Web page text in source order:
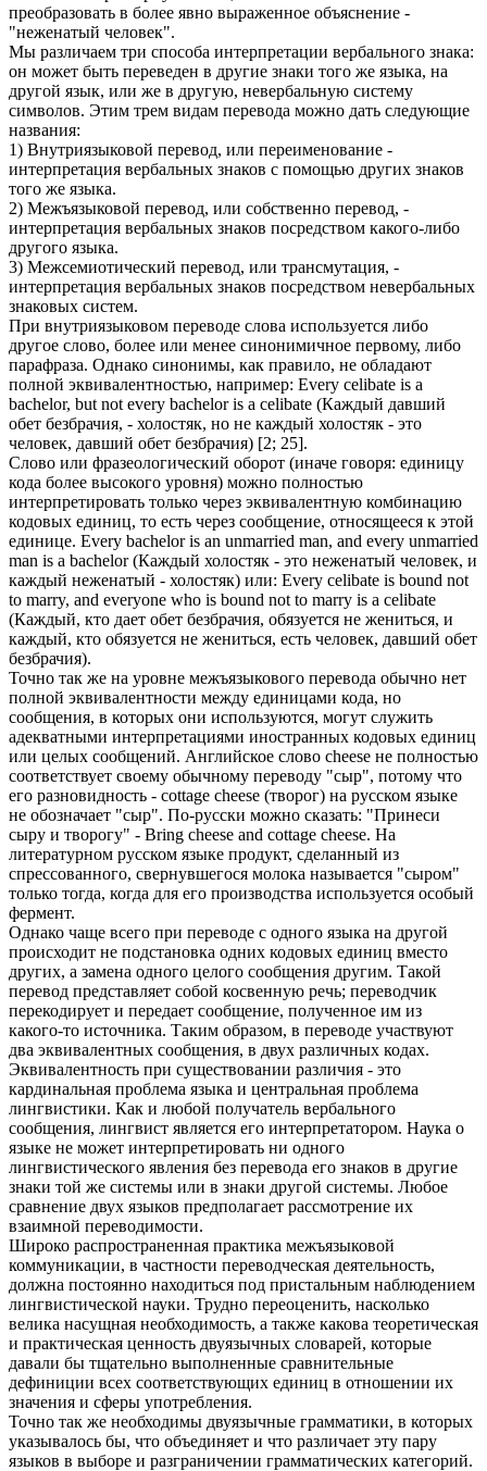
преобразовать в более явно выраженное объяснение -
"неженатый человек".
Мы различаем три способа интерпретации вербального знака:
он может быть переведен в другие знаки того же языка, на
другой язык, или же в другую, невербальную систему
символов. Этим трем видам перевода можно дать следующие
названия:
1) Внутриязыковой перевод, или переименование -
интерпретация вербальных знаков с помощью других знаков
того же языка.
2) Межъязыковой перевод, или собственно перевод, -
интерпретация вербальных знаков посредством какого-либо
другого языка.
3) Межсемиотический перевод, или трансмутация, -
интерпретация вербальных знаков посредством невербальных
знаковых систем.
При внутриязыковом переводе слова используется либо
другое слово, более или менее синонимичное первому, либо
парафраза. Однако синонимы, как правило, не обладают
полной эквивалентностью, например: Every celibate is a
bachelor, but not every bachelor is a celibate (Каждый давший
обет безбрачия, - холостяк, но не каждый холостяк - это
человек, давший обет безбрачия) [2; 25].
Слово или фразеологический оборот (иначе говоря: единицу
кода более высокого уровня) можно полностью
интерпретировать только через эквивалентную комбинацию
кодовых единиц, то есть через сообщение, относящееся к этой
единице. Every bachelor is an unmarried man, and every unmarried
man is a bachelor (Каждый холостяк - это неженатый человек, и
каждый неженатый - холостяк) или: Every celibate is bound not
to marry, and everyone who is bound not to marry is a celibate
(Каждый, кто дает обет безбрачия, обязуется не жениться, и
каждый, кто обязуется не жениться, есть человек, давший обет
безбрачия).
Точно так же на уровне межъязыкового перевода обычно нет
полной эквивалентности между единицами кода, но
сообщения, в которых они используются, могут служить
адекватными интерпретациями иностранных кодовых единиц
или целых сообщений. Английское слово cheese не полностью
соответствует своему обычному переводу "сыр", потому что
его разновидность - cottage cheese (творог) на русском языке
не обозначает "сыр". По-русски можно сказать: "Принеси
сыру и творогу" - Bring cheese and cottage cheese. На
литературном русском языке продукт, сделанный из
спрессованного, свернувшегося молока называется "сыром"
только тогда, когда для его производства используется особый
фермент.
Однако чаще всего при переводе с одного языка на другой
происходит не подстановка одних кодовых единиц вместо
других, а замена одного целого сообщения другим. Такой
перевод представляет собой косвенную речь; переводчик
перекодирует и передает сообщение, полученное им из
какого-то источника. Таким образом, в переводе участвуют
два эквивалентных сообщения, в двух различных кодах.
Эквивалентность при существовании различия - это
кардинальная проблема языка и центральная проблема
лингвистики. Как и любой получатель вербального
сообщения, лингвист является его интерпретатором. Наука о
языке не может интерпретировать ни одного
лингвистического явления без перевода его знаков в другие
знаки той же системы или в знаки другой системы. Любое
сравнение двух языков предполагает рассмотрение их
взаимной переводимости.
Широко распространенная практика межъязыковой
коммуникации, в частности переводческая деятельность,
должна постоянно находиться под пристальным наблюдением
лингвистической науки. Трудно переоценить, насколько
велика насущная необходимость, а также какова теоретическая
и практическая ценность двуязычных словарей, которые
давали бы тщательно выполненные сравнительные
дефиниции всех соответствующих единиц в отношении их
значения и сферы употребления.
Точно так же необходимы двуязычные грамматики, в которых
указывалось бы, что объединяет и что различает эту пару
языков в выборе и разграничении грамматических категорий.